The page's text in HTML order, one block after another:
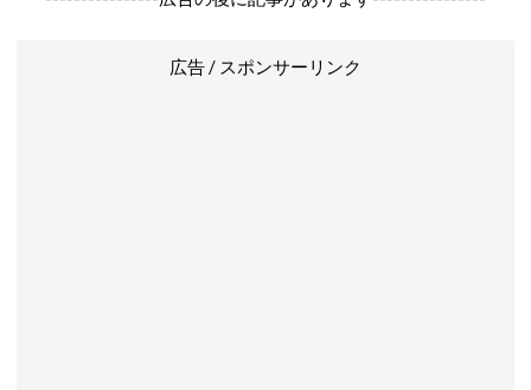
広告 / スポンサーリンク